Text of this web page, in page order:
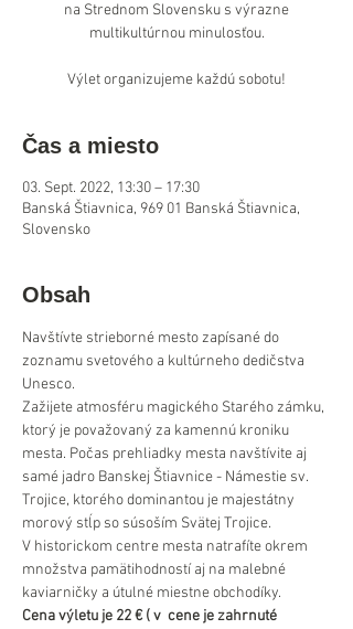
na Strednom Slovensku s výrazne
multikultúrnou minulosťou.
Výlet organizujeme každú sobotu!
Čas a miesto
03. Sept. 2022, 13:30 – 17:30
Banská Štiavnica, 969 01 Banská Štiavnica,
Slovensko
Obsah
Navštívte strieborné mesto zapísané do
zoznamu svetového a kultúrneho dedičstva
Unesco.
Zažijete atmosféru magického Starého zámku,
ktorý je považovaný za kamennú kroniku
mesta. Počas prehliadky mesta navštívite aj
samé jadro Banskej Štiavnice - Námestie sv.
Trojice, ktorého dominantou je majestátny
morový stĺp so súsoším Svätej Trojice.
V historickom centre mesta natrafíte okrem
množstva pamätihodností aj na malebné
kaviarničky a útulné miestne obchodíky.
Cena výletu je 22 € ( v  cene je zahrnuté